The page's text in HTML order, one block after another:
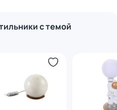
с темой